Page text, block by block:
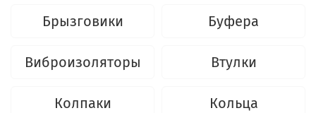
Брызговики Буфера
Виброизоляторы Втулки
Колпаки Кольца